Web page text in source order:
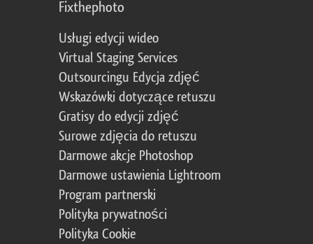
Fixthephoto
Usługi edycji wideo
Virtual Staging Services
Outsourcingu Edycja zdjęć
Wskazówki dotyczące retuszu
Gratisy do edycji zdjęć
Surowe zdjęcia do retuszu
Darmowe akcje Photoshop
Darmowe ustawienia Lightroom
Program partnerski
Polityka prywatności
Polityka Cookie